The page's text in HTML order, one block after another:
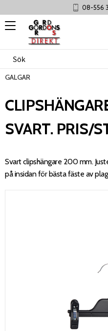
Meny
08-556
GALGAR
SVART. PRIS/
Svart clipshängare 200 mm.
på insidan för bästa fäste av